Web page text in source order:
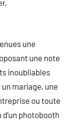
une
une note
inoubliables
mariage, une
ou toute
photobooth